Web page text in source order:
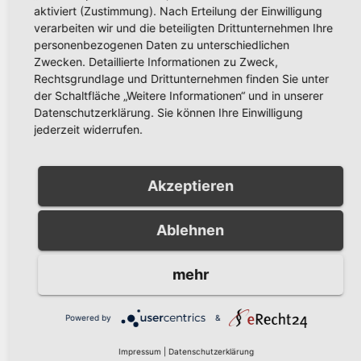
Pflanzaktionst
ag am
Samstag, 18.
November
hr zu
verzichten
Verkehrsunfall
zwischen Pkw
und Motorrad
Beitragsnavigation
Musikschulfest am
Musiker spielen
kostenlos im Hof
Arnsberg
Preis für
möglich
aktiviert (Zustimmung). Nach Erteilung der Einwilligung
verarbeiten wir und die beteiligten Drittunternehmen Ihre
personenbezogenen Daten zu unterschiedlichen
Zwecken. Detaillierte Informationen zu Zweck,
Rechtsgrundlage und Drittunternehmen finden Sie unter
der Schaltfläche „Weitere Informationen“ und in unserer
Datenschutzerklärung. Sie können Ihre Einwilligung
jederzeit widerrufen.
Akzeptieren
Ablehnen
mehr
Powered by &
Impressum Datenschutzerklärung